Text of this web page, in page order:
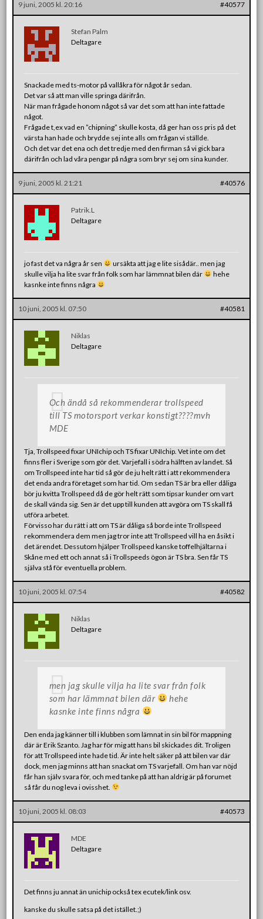
9 juni, 2005 kl. 20:16 #40577
Stefan Palm
Deltagare
Snackade med ts-motor på vallåkra för något år sedan.
Det var så att man ville springa därifrån.
När man frågade honom något så var det som att han inte fattade
något.
Frågade t,ex vad en ”chipning” skulle kosta, då ger han oss pris på det
värsta han hade och brydde sej inte alls om frågan vi ställde.
Och det var det ena och det tredje med den firman så vi gick bara
därifrån och lad våra pengar på några som bryr sej om sina kunder.
9 juni, 2005 kl. 21:21 #40576
Patrik.L
Deltagare
jo fast det va några år sen
ursäkta att jag e lite sisådär.. men jag
skulle vilja ha lite svar från folk som har lämmnat bilen där
hehe
kasnke inte finns några
10 juni, 2005 kl. 07:50 #40581
Niklas
Deltagare
Och ändå så rekommenderar trollspeed
till TS motorsport verkar konstigt????mvh
MDE
Tja, Trollspeed fixar UNIchip och TS fixar UNIchip. Vet inte om det
finns fler i Sverige som gör det. Varjefall i södra hälften av landet. Så
om Trollspeed inte har tid så gör de ju helt rätt i att rekommendera
det enda andra företaget som har tid. Om sedan TS är bra eller dåliga
bör ju kvitta Trollspeed då de gör helt rätt som tipsar kunder om vart
de skall vända sig. Sen är det upp till kunden att avgöra om TS skall få
utföra arbetet.
Förvisso har du rätt i att om TS är dåliga så borde inte Trollspeed
rekommendera dem men jag tror inte att Trollspeed vill ha en åsikt i
det ärendet. Dessutom hjälper Trollspeed kanske toffelhjältarna i
Skåne med ett och annat så i Trollspeeds ögon är TS bra. Sen får TS
själva stå för eventuella problem.
10 juni, 2005 kl. 07:54 #40582
Niklas
Deltagare
men jag skulle vilja ha lite svar från folk
som har lämmnat bilen där
hehe
kasnke inte finns några
Den enda jag känner till i klubben som lämnat in sin bil för mappning
där är Erik Szanto. Jag har för mig att hans bil skickades dit. Troligen
för att Trollspeed inte hade tid. Är inte helt säker på att bilen var där
dock, men jag minns att han snackat om TS varjefall. Om han var nöjd
får han själv svara för, och med tanke på att han aldrig är på forumet
så får du nog leva i ovisshet.
10 juni, 2005 kl. 08:03 #40573
MDE
Deltagare
Det finns ju annat än unichip också tex ecutek/link osv.
kanske du skulle satsa på det istället.;)